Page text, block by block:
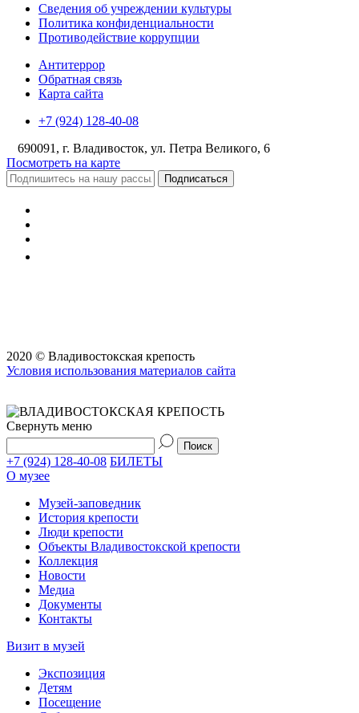
Сведения об учреждении культуры
Политика конфиденциальности
Противодействие коррупции
Антитеррор
Обратная связь
Карта сайта
+7 (924) 128-40-08
690091, г. Владивосток, ул. Петра Великого, 6
Посмотреть на карте
Подписаться
2020 © Владивостокская крепость
Условия использования материалов сайта
Свернуть меню
+7 (924) 128-40-08 БИЛЕТЫ
О музее
Музей-заповедник
История крепости
Люди крепости
Объекты Владивостокской крепости
Коллекция
Новости
Медиа
Документы
Контакты
Визит в музей
Экспозиция
Детям
Посещение